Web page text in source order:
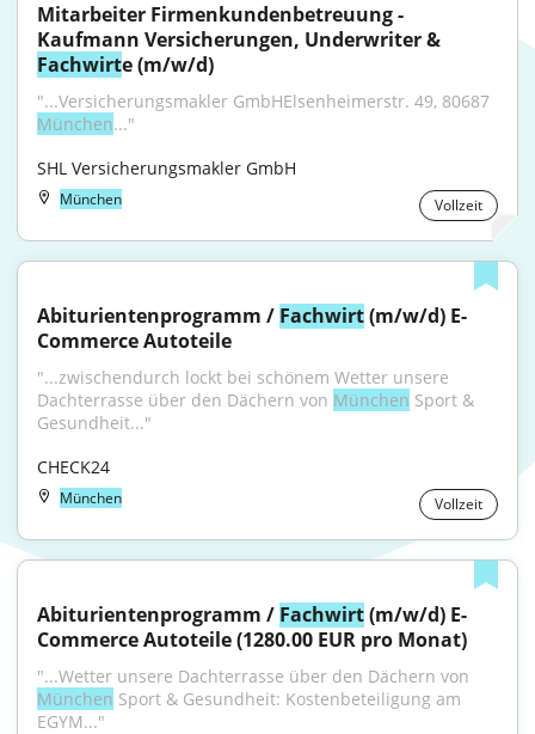
Mitarbeiter Firmenkundenbetreuung -
Fachwirte (m/w/d)
München..."
SHL Versicherungsmakler GmbH
München Vollzeit
Abiturientenprogramm / Fachwirt (m/w/d) E-
Commerce Autoteile
"...zwischendurch lockt bei schönem Wetter unsere
Dachterrasse über den Dächern von München Sport &
Gesundheit..."
CHECK24
München Vollzeit
Abiturientenprogramm / Fachwirt (m/w/d) E-
Commerce Autoteile (1280.00 EUR pro Monat)
München Sport & Gesundheit: Kostenbeteiligung am
EGYM..."